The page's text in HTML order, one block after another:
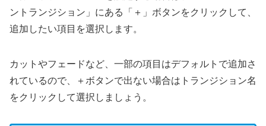
ントランジション」にある「＋」ボタンをクリックして、
追加したい項目を選択します。
カットやフェードなど、一部の項目はデフォルトで追加さ
れているので、＋ボタンで出ない場合はトランジション名
をクリックして選択しましょう。